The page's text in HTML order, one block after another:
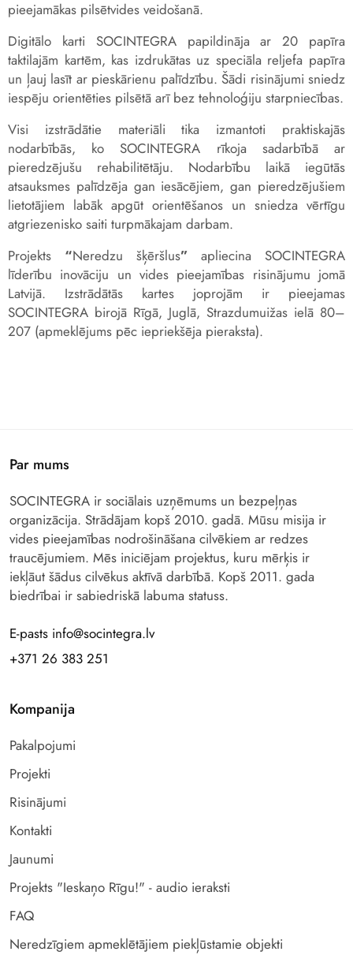
pieejamākas pilsētvides veidošanā.
Digitālo karti SOCINTEGRA papildināja ar 20 papīra
taktilajām kartēm, kas izdrukātas uz speciāla reljefa papīra
un ļauj lasīt ar pieskārienu palīdzību. Šādi risinājumi sniedz
iespēju orientēties pilsētā arī bez tehnoloģiju starpniecības.
Visi izstrādātie materiāli tika izmantoti praktiskajās
nodarbībās, ko SOCINTEGRA rīkoja sadarbībā ar
pieredzējušu rehabilitētāju. Nodarbību laikā iegūtās
atsauksmes palīdzēja gan iesācējiem, gan pieredzējušiem
lietotājiem labāk apgūt orientēšanos un sniedza vērtīgu
atgriezenisko saiti turpmākajam darbam.
Projekts “Neredzu šķēršlus” apliecina SOCINTEGRA
līderību inovāciju un vides pieejamības risinājumu jomā
Latvijā. Izstrādātās kartes joprojām ir pieejamas
SOCINTEGRA birojā Rīgā, Juglā, Strazdumuižas ielā 80–
207 (apmeklējums pēc iepriekšēja pieraksta).
Par mums
SOCINTEGRA ir sociālais uzņēmums un bezpeļņas
organizācija. Strādājam kopš 2010. gadā. Mūsu misija ir
vides pieejamības nodrošināšana cilvēkiem ar redzes
traucējumiem. Mēs iniciējam projektus, kuru mērķis ir
iekļāut šādus cilvēkus aktīvā darbībā. Kopš 2011. gada
biedrībai ir sabiedriskā labuma statuss.
E-pasts info@socintegra.lv
+371 26 383 251
Kompanija
Pakalpojumi
Projekti
Risinājumi
Kontakti
Jaunumi
Projekts "Ieskaņo Rīgu!" - audio ieraksti
FAQ
Neredzīgiem apmeklētājiem piekļūstamie objekti